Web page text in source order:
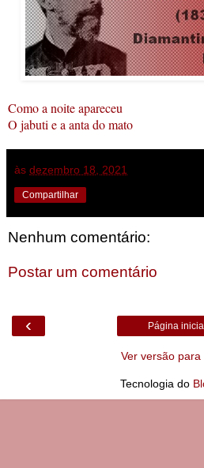
Como a noite apareceu
O jabuti e a anta do mato
às dezembro 18, 2021
Compartilhar
Nenhum comentário:
Postar um comentário
‹ Página inicial
Ver versão para
Tecnologia do